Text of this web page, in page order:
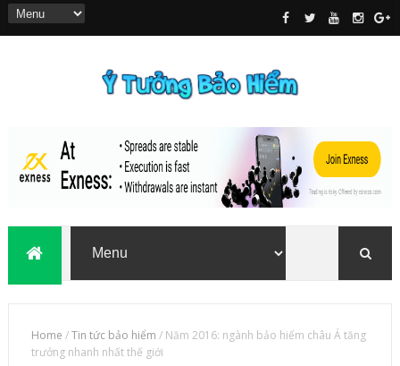
Home /Tin tức bảo hiểm / Năm 2016: ngành bảo hiểm châu Á tăng
trưởng nhanh nhất thế giới